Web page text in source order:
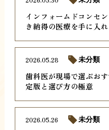
インフォームドコンセ
き納得の医療を手に入
歯科医が現場で選ぶお
定版と選び方の極意
2026.05.28 未分類
2026.05.26 未分類